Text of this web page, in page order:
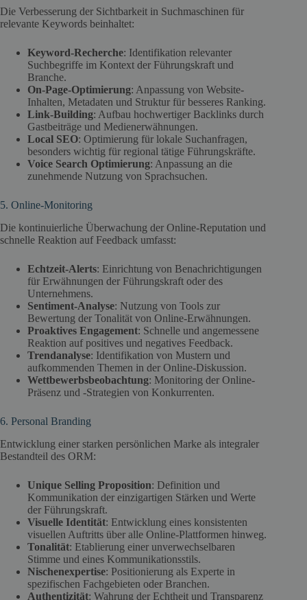
Die Verbesserung der Sichtbarkeit in Suchmaschinen für
relevante Keywords beinhaltet:
Keyword-Recherche: Identifikation relevanter
Suchbegriffe im Kontext der Führungskraft und
Branche.
On-Page-Optimierung: Anpassung von Website-
Inhalten, Metadaten und Struktur für besseres Ranking.
Link-Building: Aufbau hochwertiger Backlinks durch
Gastbeiträge und Medienerwähnungen.
Local SEO: Optimierung für lokale Suchanfragen,
besonders wichtig für regional tätige Führungskräfte.
Voice Search Optimierung: Anpassung an die
zunehmende Nutzung von Sprachsuchen.
5. Online-Monitoring
Die kontinuierliche Überwachung der Online-Reputation und
schnelle Reaktion auf Feedback umfasst:
Echtzeit-Alerts: Einrichtung von Benachrichtigungen
für Erwähnungen der Führungskraft oder des
Unternehmens.
Sentiment-Analyse: Nutzung von Tools zur
Bewertung der Tonalität von Online-Erwähnungen.
Proaktives Engagement: Schnelle und angemessene
Reaktion auf positives und negatives Feedback.
Trendanalyse: Identifikation von Mustern und
aufkommenden Themen in der Online-Diskussion.
Wettbewerbsbeobachtung: Monitoring der Online-
Präsenz und -Strategien von Konkurrenten.
6. Personal Branding
Entwicklung einer starken persönlichen Marke als integraler
Bestandteil des ORM:
Unique Selling Proposition: Definition und
Kommunikation der einzigartigen Stärken und Werte
der Führungskraft.
Visuelle Identität: Entwicklung eines konsistenten
visuellen Auftritts über alle Online-Plattformen hinweg.
Tonalität: Etablierung einer unverwechselbaren
Stimme und eines Kommunikationsstils.
Nischenexpertise: Positionierung als Experte in
spezifischen Fachgebieten oder Branchen.
Authentizität: Wahrung der Echtheit und Transparenz